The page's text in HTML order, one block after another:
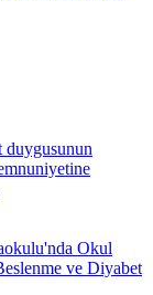
duygusunun
Okul
ve Diyabet